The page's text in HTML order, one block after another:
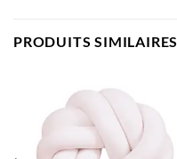
PRODUITS SIMILAIRES